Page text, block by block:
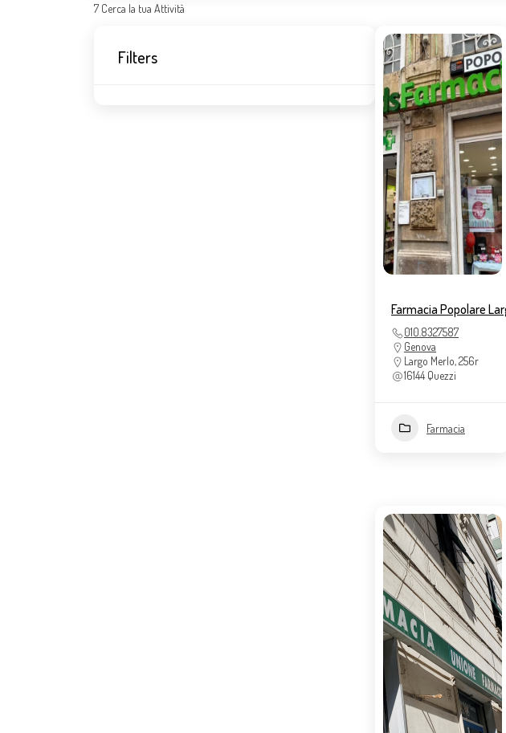
7 Cerca la tua Attività
Filters
Farmacia Popolare
010.8327587
Genova
Largo Merlo, 256r
16144 Quezzi
Farmacia